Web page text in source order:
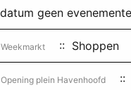
geen
Weekmarkt :: Shoppen
Opening plein Havenhoofd ::